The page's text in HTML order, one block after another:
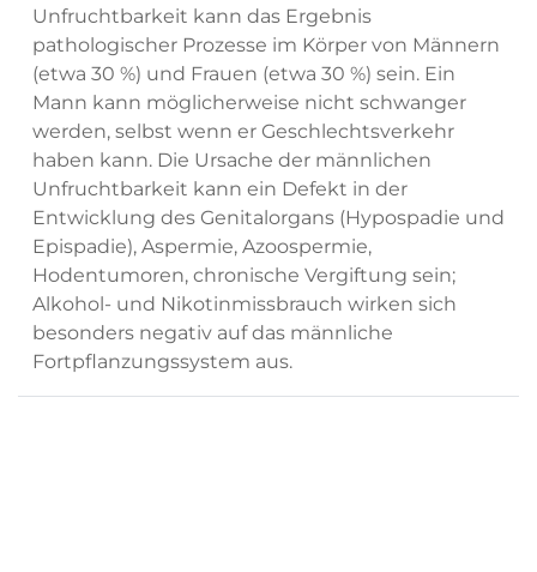
Unfruchtbarkeit kann das Ergebnis
pathologischer Prozesse im Körper von Männern
(etwa 30 %) und Frauen (etwa 30 %) sein. Ein
Mann kann möglicherweise nicht schwanger
werden, selbst wenn er Geschlechtsverkehr
haben kann. Die Ursache der männlichen
Unfruchtbarkeit kann ein Defekt in der
Entwicklung des Genitalorgans (Hypospadie und
Epispadie), Aspermie, Azoospermie,
Hodentumoren, chronische Vergiftung sein;
Alkohol- und Nikotinmissbrauch wirken sich
besonders negativ auf das männliche
Fortpflanzungssystem aus.